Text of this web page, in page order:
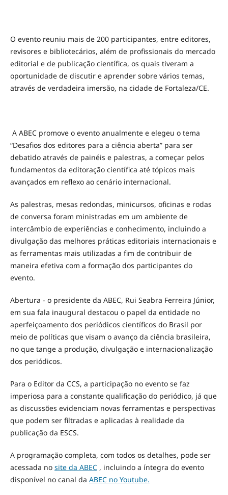
O evento reuniu mais de 200 participantes, entre editores,
revisores e bibliotecários, além de profissionais do mercado
editorial e de publicação científica, os quais tiveram a
oportunidade de discutir e aprender sobre vários temas,
através de verdadeira imersão, na cidade de Fortaleza/CE.
A ABEC promove o evento anualmente e elegeu o tema
“Desafios dos editores para a ciência aberta” para ser
debatido através de painéis e palestras, a começar pelos
fundamentos da editoração científica até tópicos mais
avançados em reflexo ao cenário internacional.
As palestras, mesas redondas, minicursos, oficinas e rodas
de conversa foram ministradas em um ambiente de
intercâmbio de experiências e conhecimento, incluindo a
divulgação das melhores práticas editoriais internacionais e
as ferramentas mais utilizadas a fim de contribuir de
maneira efetiva com a formação dos participantes do
evento.
Abertura - o presidente da ABEC, Rui Seabra Ferreira Júnior,
em sua fala inaugural destacou o papel da entidade no
aperfeiçoamento dos periódicos científicos do Brasil por
meio de políticas que visam o avanço da ciência brasileira,
no que tange a produção, divulgação e internacionalização
dos periódicos.
Para o Editor da CCS, a participação no evento se faz
imperiosa para a constante qualificação do periódico, já que
as discussões evidenciam novas ferramentas e perspectivas
que podem ser filtradas e aplicadas à realidade da
publicação da ESCS.
A programação completa, com todos os detalhes, pode ser
acessada no site da ABEC, incluindo a íntegra do evento
disponível no canal da ABEC no Youtube.